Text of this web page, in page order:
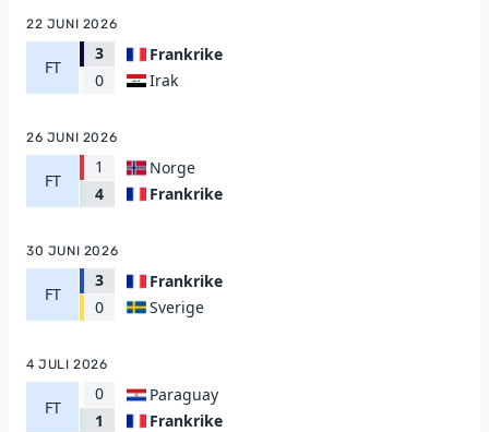
22 JUNI 2026
FT
3
0
Frankrike
Irak
26 JUNI 2026
FT
1
4
Norge
Frankrike
30 JUNI 2026
FT
3
0
Frankrike
Sverige
4 JULI 2026
FT
0
1
Paraguay
Frankrike